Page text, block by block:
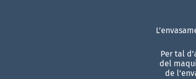
Per tal
del
de